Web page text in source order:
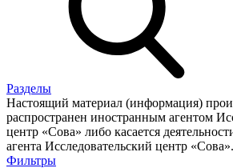
Разделы
Настоящий материал (информация)
распространен иностранным агентом
центр «Сова» либо касается
агента Исследовательский центр «Сова».
Фильтры